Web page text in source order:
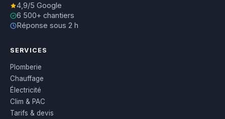
4,9/5 Google
6 500+ chantiers
Réponse sous 2 h
SERVICES
Plomberie
Chauffage
Électricité
Clim & PAC
Tarifs & devis